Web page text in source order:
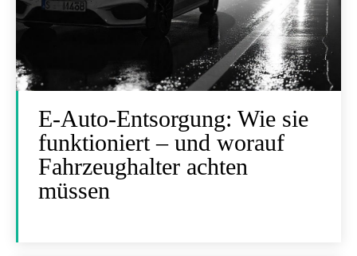
E-Auto-Entsorgung: Wie sie
funktioniert – und worauf
Fahrzeughalter achten
müssen